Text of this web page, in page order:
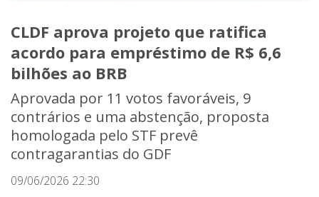
CLDF aprova projeto que ratifica
acordo para empréstimo de R$ 6,6
bilhões ao BRB
Aprovada por 11 votos favoráveis, 9
contrários e uma abstenção, proposta
homologada pelo STF prevê
contragarantias do GDF
09/06/2026 22:30